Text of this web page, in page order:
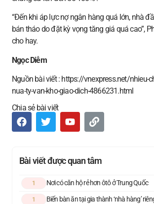
“Đến khi áp lực nợ ngân hàng quá lớn, nhà
bán tháo do đặt kỳ vọng tăng giá quá cao”,
cho hay.
Ngọc Diễm
Nguồn bài viết : https://vnexpress.net/nhieu-
nua-ty-van-kho-giao-dich-4866231.html
Chia sẻ bài viết
Bài viết được quan tâm
1 Nơi có căn hộ rẻ hơn ôtô ở Trung Quốc
1 Biến bàn ăn tại gia thành ‘nhà hàng’